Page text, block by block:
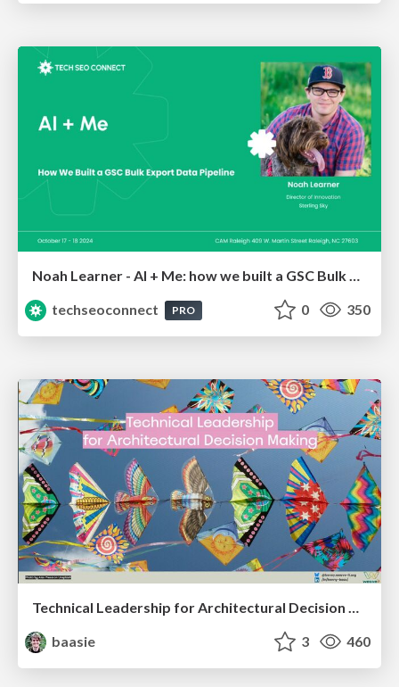
Noah Learner - AI + Me: how we built a GSC Bulk Export data pipeline
techseoconnect
PRO 0 350
Technical Leadership for Architectural Decision Making
baasie
3 460